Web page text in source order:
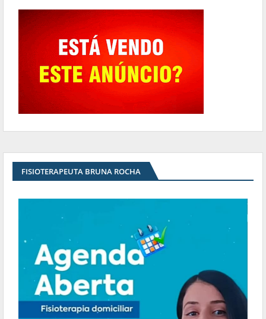
FISIOTERAPEUTA BRUNA ROCHA